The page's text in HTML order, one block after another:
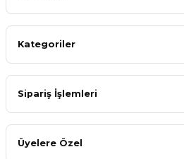
Kategoriler
Sipariş İşlemleri
Üyelere Özel